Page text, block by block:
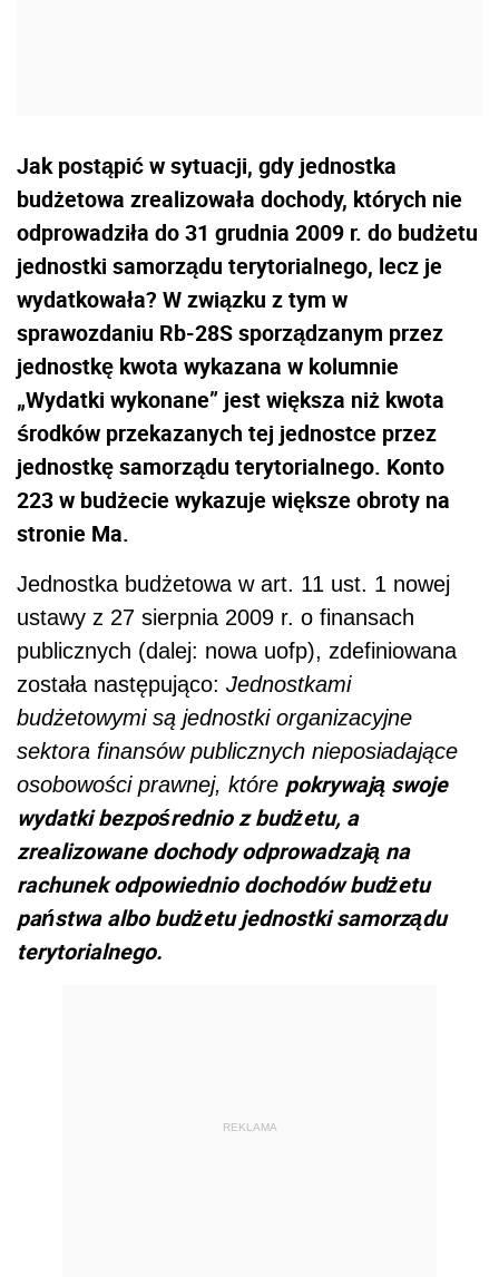
Jak postąpić w sytuacji, gdy jednostka
budżetowa zrealizowała dochody, których nie
odprowadziła do 31 grudnia 2009 r. do budżetu
jednostki samorządu terytorialnego, lecz je
wydatkowała? W związku z tym w
sprawozdaniu Rb-28S sporządzanym przez
jednostkę kwota wykazana w kolumnie
„Wydatki wykonane” jest większa niż kwota
środków przekazanych tej jednostce przez
jednostkę samorządu terytorialnego. Konto
223 w budżecie wykazuje większe obroty na
stronie Ma.
Jednostka budżetowa w art. 11 ust. 1 nowej
ustawy z 27 sierpnia 2009 r. o finansach
publicznych (dalej: nowa uofp), zdefiniowana
została następująco: Jednostkami
budżetowymi są jednostki organizacyjne
sektora finansów publicznych nieposiadające
osobowości prawnej, które pokrywają swoje
wydatki bezpośrednio z budżetu, a
zrealizowane dochody odprowadzają na
rachunek odpowiednio dochodów budżetu
państwa albo budżetu jednostki samorządu
terytorialnego.
REKLAMA